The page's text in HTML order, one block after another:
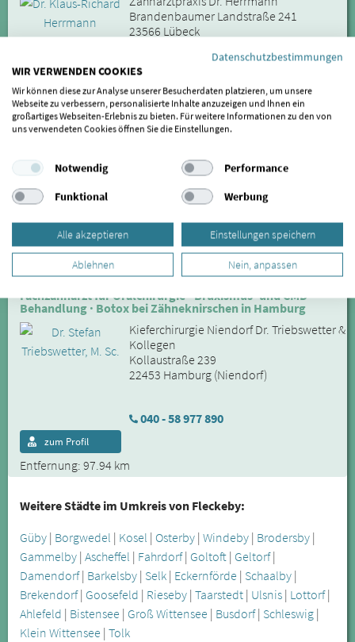
Brandenbaumer Landstraße 241
23566 Lübeck
Entfernung: 97.47 km
Online-Termin
Alberto Dolfi
Funktionsdiagnostik
Praxis Alberto Dolfi
22459 Hamburg (Niendorf)
Entfernung: 97.62 km
zum Profil
Dr. Stefan Triebswetter, M. Sc.
Fachzahnarzt für Oralchirurgie · Bruxismus- und CMD-
Behandlung · Botox bei Zähneknirschen in Hamburg
Kieferchirurgie Niendorf Dr. Triebswetter &
Kollegen
Kollaustraße 239
22453 Hamburg (Niendorf)
040 - 58 977 890
Entfernung: 97.94 km
zum Profil
Weitere Städte im Umkreis von Fleckeby:
Güby | Borgwedel | Kosel | Osterby | Windeby | Brodersby |
Gammelby | Ascheffel | Fahrdorf| Goltoft | Geltorf|
Damendorf| Barkelsby | Selk | Eckernförde | Schaalby |
Brekendorf| Goosefeld | Rieseby | Taarstedt | Ulsnis | Lottorf|
Ahlefeld | Bistensee | Groß Wittensee | Busdorf| Schleswig |
Klein Wittensee | Tolk
Datenschutzbestimmungen
WIR VERWENDEN COOKIES
Wir können diese zur Analyse unserer Besucherdaten platzieren, um unsere
Webseite zu verbessern, personalisierte Inhalte anzuzeigen und Ihnen ein
großartiges Webseiten-Erlebnis zu bieten. Für weitere Informationen zu den von
uns verwendeten Cookies öffnen Sie die Einstellungen.
Notwendig
Performance
Funktional
Werbung
Alle akzeptieren Einstellungen speichern
Ablehnen Nein, anpassen